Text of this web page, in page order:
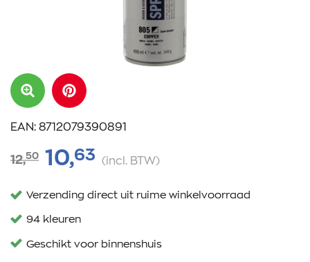
EAN: 8712079390891
12,50 10,63 (incl. BTW)
Verzending direct uit ruime winkelvoorraad
94 kleuren
Geschikt voor binnenshuis